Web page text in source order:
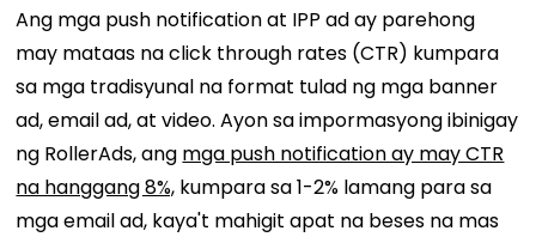
Ang mga push notification at IPP ad ay parehong
may mataas na click through rates (CTR) kumpara
sa mga tradisyunal na format tulad ng mga banner
ad, email ad, at video. Ayon sa impormasyong ibinigay
ng RollerAds, ang mga push notification ay may CTR
na hanggang 8%, kumpara sa 1-2% lamang para sa
mga email ad, kaya't mahigit apat na beses na mas